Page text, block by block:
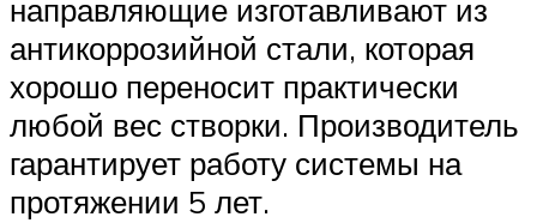
направляющие изготавливают из
антикоррозийной стали, которая
хорошо переносит практически
любой вес створки. Производитель
гарантирует работу системы на
протяжении 5 лет.